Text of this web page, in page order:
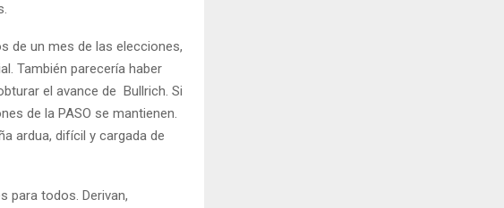
de un mes de las elecciones,
También parecería haber
el avance de Bullrich. Si
de la PASO se mantienen.
ardua, difícil y cargada de
para todos. Derivan,